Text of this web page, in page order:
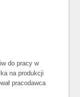
do pracy w
na produkcji
pracodawca